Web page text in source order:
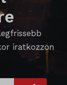
iratkozzon
kategóriákba,